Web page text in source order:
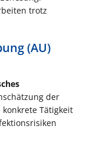
trotz
(AU)
der
Tätigkeit